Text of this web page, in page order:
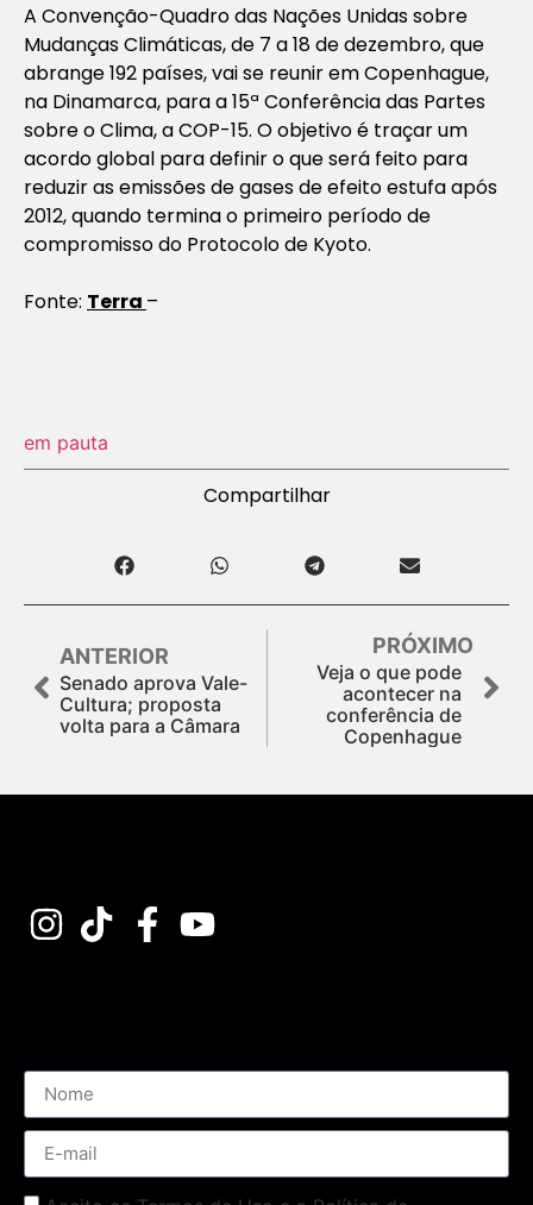
A Convenção-Quadro das Nações Unidas sobre
Mudanças Climáticas, de 7 a 18 de dezembro, que
abrange 192 países, vai se reunir em Copenhague,
na Dinamarca, para a 15ª Conferência das Partes
sobre o Clima, a COP-15. O objetivo é traçar um
acordo global para definir o que será feito para
reduzir as emissões de gases de efeito estufa após
2012, quando termina o primeiro período de
compromisso do Protocolo de Kyoto.
Fonte: Terra –
em pauta
Compartilhar
ANTERIOR
Senado aprova Vale-
Cultura; proposta
volta para a Câmara
PRÓXIMO
Veja o que pode
acontecer na
conferência de
Copenhague